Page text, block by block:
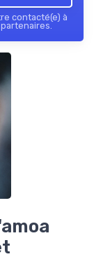
contacté(e) à